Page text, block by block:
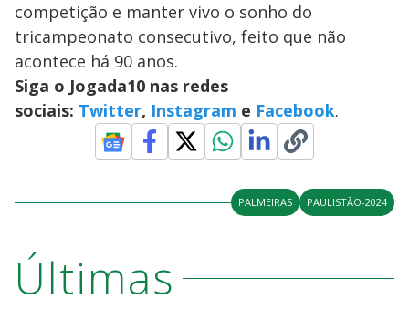
competição e manter vivo o sonho do
tricampeonato consecutivo, feito que não
acontece há 90 anos.
Siga o Jogada10 nas redes
sociais: Twitter, Instagram e Facebook.
PALMEIRAS PAULISTÃO-2024
Últimas